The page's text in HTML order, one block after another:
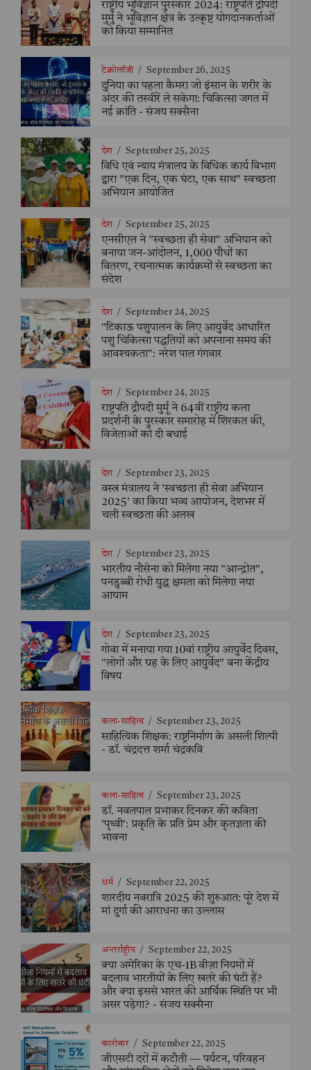
राष्ट्रीय भूविज्ञान पुरस्कार 2024: राष्ट्रपति द्रौपदी
मुर्मु ने भूविज्ञान क्षेत्र के उत्कृष्ट योगदानकर्ताओं
को किया सम्मानित
टेक्नोलॉजी / September 26, 2025
दुनिया का पहला कैमरा जो इंसान के शरीर के
अंदर की तस्वीरें ले सकेगा: चिकित्सा जगत में
नई क्रांति - संजय सक्सैना
देश / September 25, 2025
विधि एवं न्याय मंत्रालय के विधिक कार्य विभाग
द्वारा "एक दिन, एक घंटा, एक साथ" स्वच्छता
अभियान आयोजित
देश / September 25, 2025
एनसीएल ने "स्वच्छता ही सेवा" अभियान को
बनाया जन-आंदोलन, 1,000 पौधों का
वितरण, रचनात्मक कार्यक्रमों से स्वच्छता का
संदेश
देश / September 24, 2025
"टिकाऊ पशुपालन के लिए आयुर्वेद आधारित
पशु चिकित्सा पद्धतियों को अपनाना समय की
आवश्यकता": नरेश पाल गंगवार
देश / September 24, 2025
राष्ट्रपति द्रौपदी मुर्मू ने 64वीं राष्ट्रीय कला
प्रदर्शनी के पुरस्कार समारोह में शिरकत की,
विजेताओं को दी बधाई
देश / September 23, 2025
वस्त्र मंत्रालय ने 'स्वच्छता ही सेवा अभियान
2025' का किया भव्य आयोजन, देशभर में
चली स्वच्छता की अलख
देश / September 23, 2025
भारतीय नौसेना को मिलेगा नया "आन्द्रोत",
पनडुब्बी रोधी युद्ध क्षमता को मिलेगा नया
आयाम
देश / September 23, 2025
गोवा में मनाया गया 10वां राष्ट्रीय आयुर्वेद दिवस,
"लोगों और ग्रह के लिए आयुर्वेद" बना केंद्रीय
विषय
कला-साहित्य / September 23, 2025
साहित्यिक शिक्षक: राष्ट्रनिर्माण के असली शिल्पी
- डॉ. चंद्रदत्त शर्मा चंद्रकवि
कला-साहित्य / September 23, 2025
डॉ. नवलपाल प्रभाकर दिनकर की कविता
'पृथ्वी': प्रकृति के प्रति प्रेम और कृतज्ञता की
भावना
धर्म / September 22, 2025
शारदीय नवरात्रि 2025 की शुरुआत: पूरे देश में
मां दुर्गा की आराधना का उल्लास
अन्तर्राष्ट्रीय / September 22, 2025
क्या अमेरिका के एच-1B वीज़ा नियमों में
बदलाव भारतीयों के लिए खतरे की घंटी हैं?
और क्या इससे भारत की आर्थिक स्थिति पर भी
असर पड़ेगा? - संजय सक्सैना
कारोबार / September 22, 2025
जीएसटी दरों में कटौती — पर्यटन, परिवहन